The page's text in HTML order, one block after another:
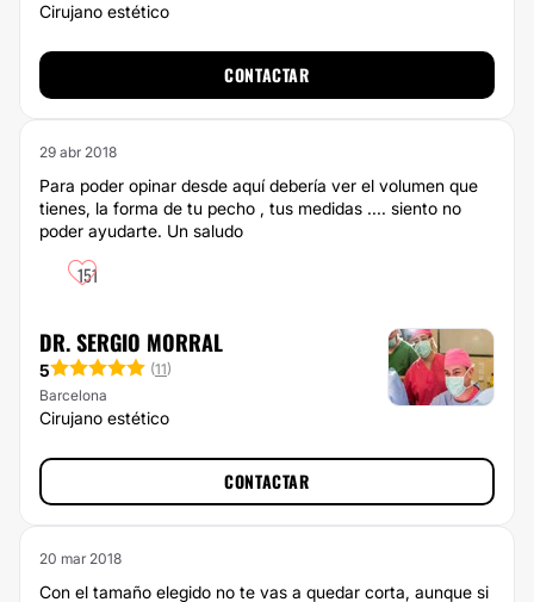
Cirujano estético
CONTACTAR
29 abr 2018
Para poder opinar desde aquí debería ver el volumen que
tienes, la forma de tu pecho , tus medidas .... siento no
poder ayudarte. Un saludo
151
DR. SERGIO MORRAL
5 (11)
Barcelona
Cirujano estético
CONTACTAR
20 mar 2018
Con el tamaño elegido no te vas a quedar corta, aunque si